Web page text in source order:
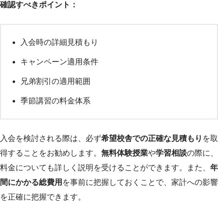
確認すべきポイント：
入会時の詳細見積もり
キャンペーン適用条件
兄弟割引の適用範囲
季節講習の料金体系
入会を検討される際は、必ず希望校舎での正確な見積もり を取
得することをお勧めします。 無料体験授業や学習相談の際に、
料金についても詳しく説明を受けることができます。また、 年
間にかかる総費用 を事前に把握しておくことで、家計への影響
を正確に把握できます。